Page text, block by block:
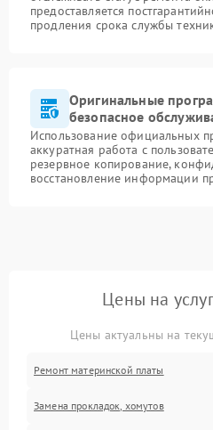
предоставляется
продления срока службы
Оригинальные
безопасное
Использование официальных
аккуратная работа с
резервное копирование,
восстановление информации
Цены на
Цены актуальны на
Ремонт материнской платы
Замена прокладок, хомутов